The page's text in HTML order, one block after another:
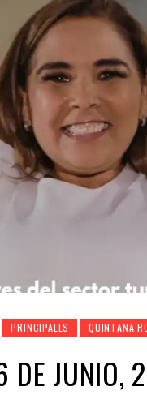
PRINCIPALES QUINTANA
DE JUNIO,